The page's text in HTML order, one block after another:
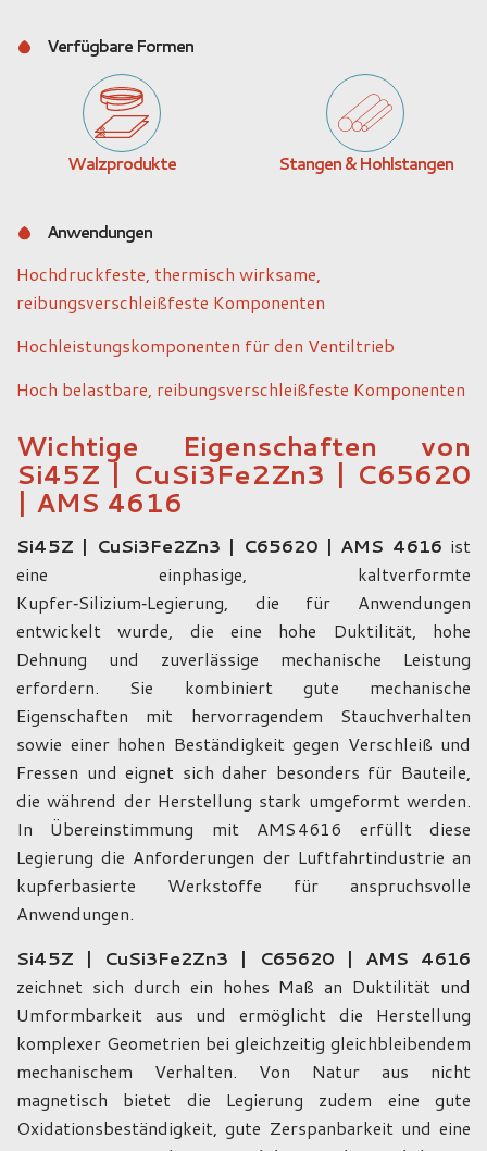
Verfügbare Formen
Walzprodukte Stangen & Hohlstangen
Anwendungen
Hochdruckfeste, thermisch wirksame,
reibungsverschleißfeste Komponenten
Hochleistungskomponenten für den Ventiltrieb
Hoch belastbare, reibungsverschleißfeste Komponenten
Wichtige Eigenschaften von
Si45Z | CuSi3Fe2Zn3 | C65620
| AMS 4616
Si45Z | CuSi3Fe2Zn3 | C65620 | AMS 4616 ist
eine einphasige, kaltverformte
Kupfer‑Silizium‑Legierung, die für Anwendungen
entwickelt wurde, die eine hohe Duktilität, hohe
Dehnung und zuverlässige mechanische Leistung
erfordern. Sie kombiniert gute mechanische
Eigenschaften mit hervorragendem Stauchverhalten
sowie einer hohen Beständigkeit gegen Verschleiß und
Fressen und eignet sich daher besonders für Bauteile,
die während der Herstellung stark umgeformt werden.
In Übereinstimmung mit AMS 4616 erfüllt diese
Legierung die Anforderungen der Luftfahrtindustrie an
kupferbasierte Werkstoffe für anspruchsvolle
Anwendungen.
Si45Z | CuSi3Fe2Zn3 | C65620 | AMS 4616
zeichnet sich durch ein hohes Maß an Duktilität und
Umformbarkeit aus und ermöglicht die Herstellung
komplexer Geometrien bei gleichzeitig gleichbleibendem
mechanischem Verhalten. Von Natur aus nicht
magnetisch bietet die Legierung zudem eine gute
Oxidationsbeständigkeit, gute Zerspanbarkeit und eine